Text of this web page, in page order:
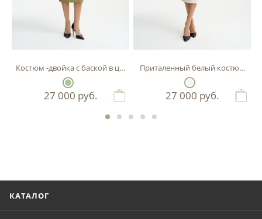
Костюм -двойка с баской в цвете фисташка
27 000 руб.
Приталенный белый костюм-
27 000 руб.
КАТАЛОГ